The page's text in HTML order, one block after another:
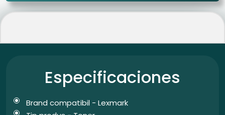
Especificaciones
Brand compatibil - Lexmark